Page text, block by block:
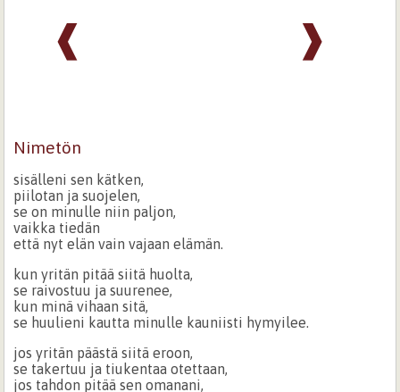
❱
❰
Nimetön
sisälleni sen kätken,
piilotan ja suojelen,
se on minulle niin paljon,
vaikka tiedän
että nyt elän vain vajaan elämän.
kun yritän pitää siitä huolta,
se raivostuu ja suurenee,
kun minä vihaan sitä,
se huulieni kautta minulle kauniisti hymyilee.
jos yritän päästä siitä eroon,
se takertuu ja tiukentaa otettaan,
jos tahdon pitää sen omanani,